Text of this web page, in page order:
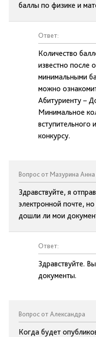
баллы по физике и
Ответ:
Количество
известно после
минимальными
можно
Абитуриенту –
Минимальное
вступительного
конкурсу.
Вопрос от Мазурина
Здравствуйте, я
электронной почте,
дошли ли мои
Ответ:
Здравствуйте.
документы.
Вопрос от Александра
Когда будет